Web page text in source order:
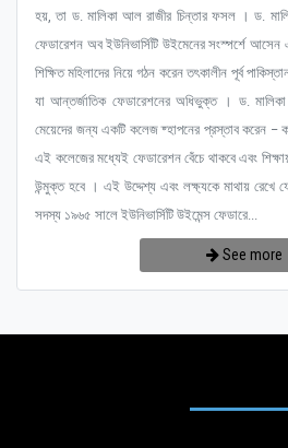
হয়, তা ড. মালিকা আল রাজীর চিন্তার ফসল । ড.
ফেডারেশন অব ইউনিভার্সিটি উইমেনের সংস্পর্শে আসেন
শিক্ষিত মহিলাদের নিয়ে গঠন করেন তৎকালীন পূর্ব
যা আন্তর্জাতিক ফেডারেশনের অধিভুক্ত । ড.
মেয়েদের জন্য একটি কলেজ ষ্হাপনের প্রস্তাব করেন –
এই কলেজের মধ্যেই ফেডারেশন বেঁচে থাকবে এবং
উন্মুক্ত হবে । এই উদ্দেশ্য এবং লক্ষ্যকে মাথায় রেখে
সদস্য ১৯৬৫ সালে ইউনিভার্সিটি উইমেন্স ফেডারে...
See more